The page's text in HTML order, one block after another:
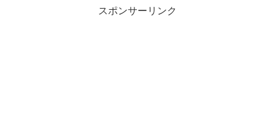
スポンサーリンク